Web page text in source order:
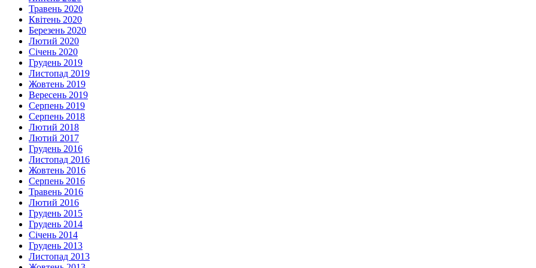
Травень 2020
Квітень 2020
Березень 2020
Лютий 2020
Січень 2020
Грудень 2019
Листопад 2019
Жовтень 2019
Вересень 2019
Серпень 2019
Серпень 2018
Лютий 2018
Лютий 2017
Грудень 2016
Листопад 2016
Жовтень 2016
Серпень 2016
Травень 2016
Лютий 2016
Грудень 2015
Грудень 2014
Січень 2014
Грудень 2013
Листопад 2013